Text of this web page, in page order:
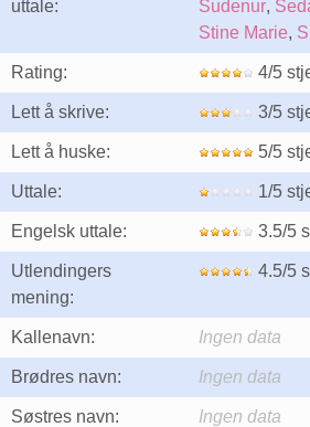
uttale:
Sudenur,
Stine Marie,
Rating: 4/5
Lett å skrive: 3/5
Lett å huske: 5/5
Uttale: 1/5
Engelsk uttale: 3.5/5
Utlendingers
mening:
4.5/5
Kallenavn: Ingen data
Brødres navn: Ingen data
Søstres navn: Ingen data